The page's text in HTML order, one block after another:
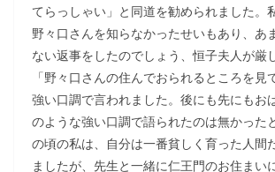
てらっしゃい」と同道を勧められました。
野々口さんを知らなかったせいもあり、あ
ない返事をしたのでしょう、恒子夫人が厳
「野々口さんの住んでおられるところを見
強い口調で言われました。後にも先にもお
のような強い口調で語られたのは無かった
の頃の私は、自分は一番貧しく育った人間
ましたが、先生と一緒に仁王門のお住まい